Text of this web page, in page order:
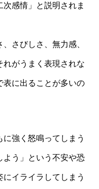
感情」と説明されま
さびしさ、無力感、
れがうまく表現されな
表に出ることが多いの
強く怒鳴ってしまう
よう」という不安や恐
イライラしてしまう